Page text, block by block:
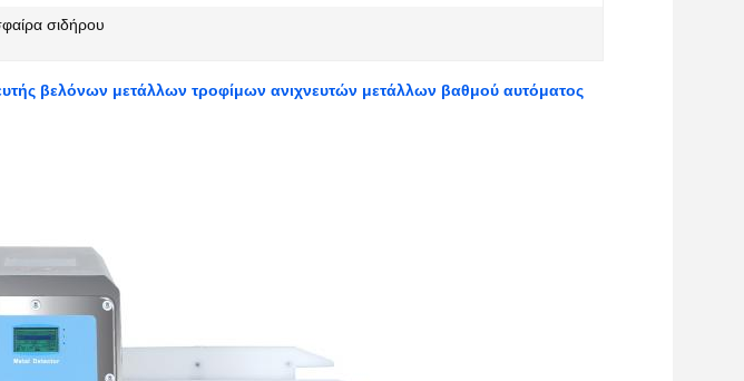
σιδήρου
βελόνων μετάλλων τροφίμων ανιχνευτών μετάλλων βαθμού αυτόματος